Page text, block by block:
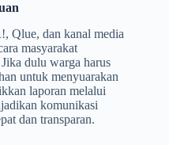
Qlue, dan kanal media
masyarakat
dulu warga harus
untuk menyuarakan
laporan melalui
komunikasi
dan transparan.